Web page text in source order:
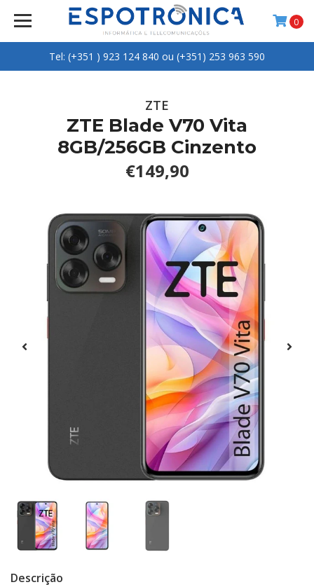
Tel: (+351 ) 923 124 840 ou (+351) 253 963 590
0
ZTE
ZTE Blade V70 Vita
8GB/256GB Cinzento
€149,90
Descrição